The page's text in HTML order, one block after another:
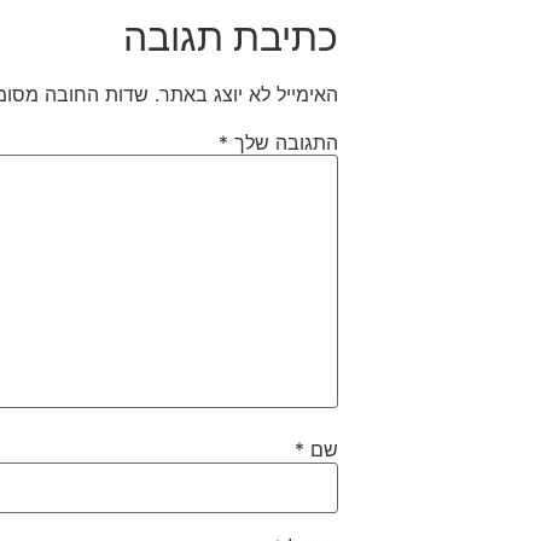
כתיבת תגובה
האימייל לא יוצג באתר. שדות החובה
התגובה שלך *
שם *